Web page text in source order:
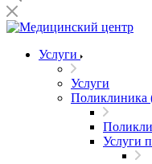
Услуги
Услуги
Поликлиника
Услуги